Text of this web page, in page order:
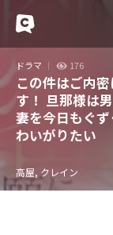
ドラマ 176
この件はご内
す！ 旦那様は
妻を今日もぐ
わいがりたい
高屋, クレイン